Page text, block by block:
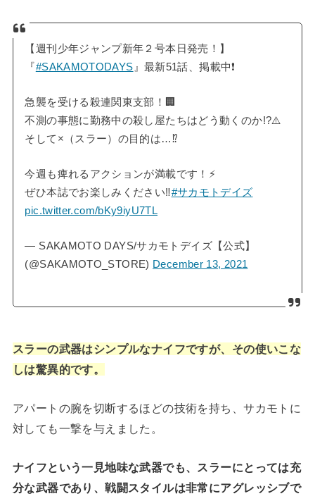
【週刊少年ジャンプ新年２号本日発売！】
『#SAKAMOTODAYS』最新51話、掲載中❗️
急襲を受ける殺連関東支部！🏢
不測の事態に勤務中の殺し屋たちはどう動くのか!?⚠️
そして×（スラー）の目的は…⁉️
今週も痺れるアクションが満載です！⚡️
ぜひ本誌でお楽しみください‼️#サカモトデイズ
pic.twitter.com/bKy9iyU7TL
— SAKAMOTO DAYS/サカモトデイズ【公式】
(@SAKAMOTO_STORE) December 13, 2021
スラーの武器はシンプルなナイフですが、その使いこな
しは驚異的です。
アパートの腕を切断するほどの技術を持ち、サカモトに
対しても一撃を与えました。
ナイフという一見地味な武器でも、スラーにとっては充
分な武器であり、戦闘スタイルは非常にアグレッシブで